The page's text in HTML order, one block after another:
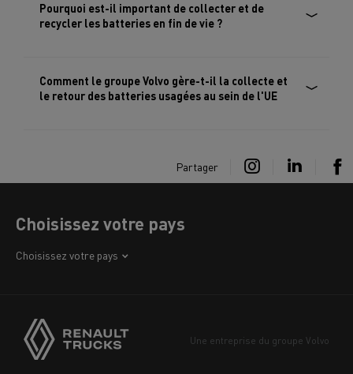
Pourquoi est-il important de collecter et de
recycler les batteries en fin de vie ?
Comment le groupe Volvo gère-t-il la collecte et
le retour des batteries usagées au sein de l'UE
Partager
Choisissez votre pays
Choisissez votre pays
Europe
Une entreprise du groupe Volvo